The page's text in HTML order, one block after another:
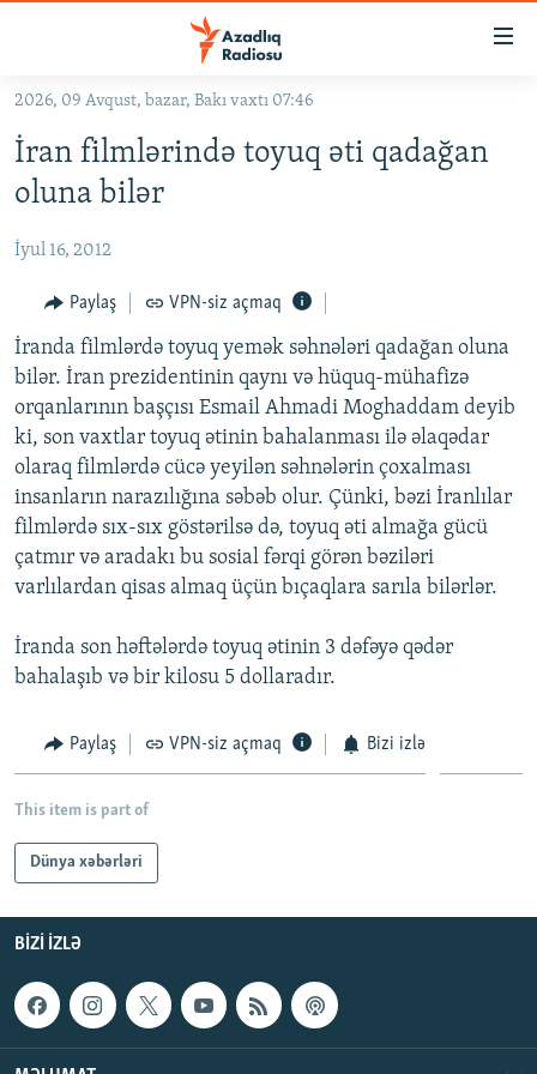
Əsas
qayıt
Əsas
qayıt
#ƏSLINDƏ
FƏRQƏ BAX
QANUNI DOĞRU
ARAŞDIRMA
MULTIMEDIA
VIDEO
FOTOQALEREYA
İNFOQRAFIKA
RADIO ARXIV
OXU ZALI
AZƏRBAYCAN ƏDƏBIYYATI KITABXANASI
İSLAM VƏ DEMOKRATIYA
İZ - MƏDƏNIYYƏT PROQRAMI
HAQQIMIZDA
MISSIYAMIZ
PEŞƏ ETIKASI VƏ JURNALISTIKA STANDARTLARIMIZ
MATERIALLARIMIZDAN ISTIFADƏ
AZADLIQRADIOSU MOBIL TELEFONUNUZDA
BIZIMLƏ ƏLAQƏ
XƏBƏR BÜLLETENLƏRIMIZ
BIZI IZLƏ
RFE/RL-in bütün saytları
2026, 09 Avqust, bazar, Bakı vaxtı 07:46
İran filmlərində toyuq əti qadağan
oluna bilər
İyul 16, 2012
Paylaş VPN-siz açmaq
İranda filmlərdə toyuq yemək səhnələri qadağan oluna
bilər. İran prezidentinin qaynı və hüquq-mühafizə
orqanlarının başçısı Esmail Ahmadi Moghaddam deyib
ki, son vaxtlar toyuq ətinin bahalanması ilə əlaqədar
olaraq filmlərdə cücə yeyilən səhnələrin çoxalması
insanların narazılığına səbəb olur. Çünki, bəzi İranlılar
filmlərdə sıx-sıx göstərilsə də, toyuq əti almağa gücü
çatmır və aradakı bu sosial fərqi görən bəziləri
varlılardan qisas almaq üçün bıçaqlara sarıla bilərlər.
İranda son həftələrdə toyuq ətinin 3 dəfəyə qədər
bahalaşıb və bir kilosu 5 dollaradır.
Paylaş VPN-siz açmaq Bizi izlə
This item is part of
Dünya xəbərləri
BIZI IZLƏ